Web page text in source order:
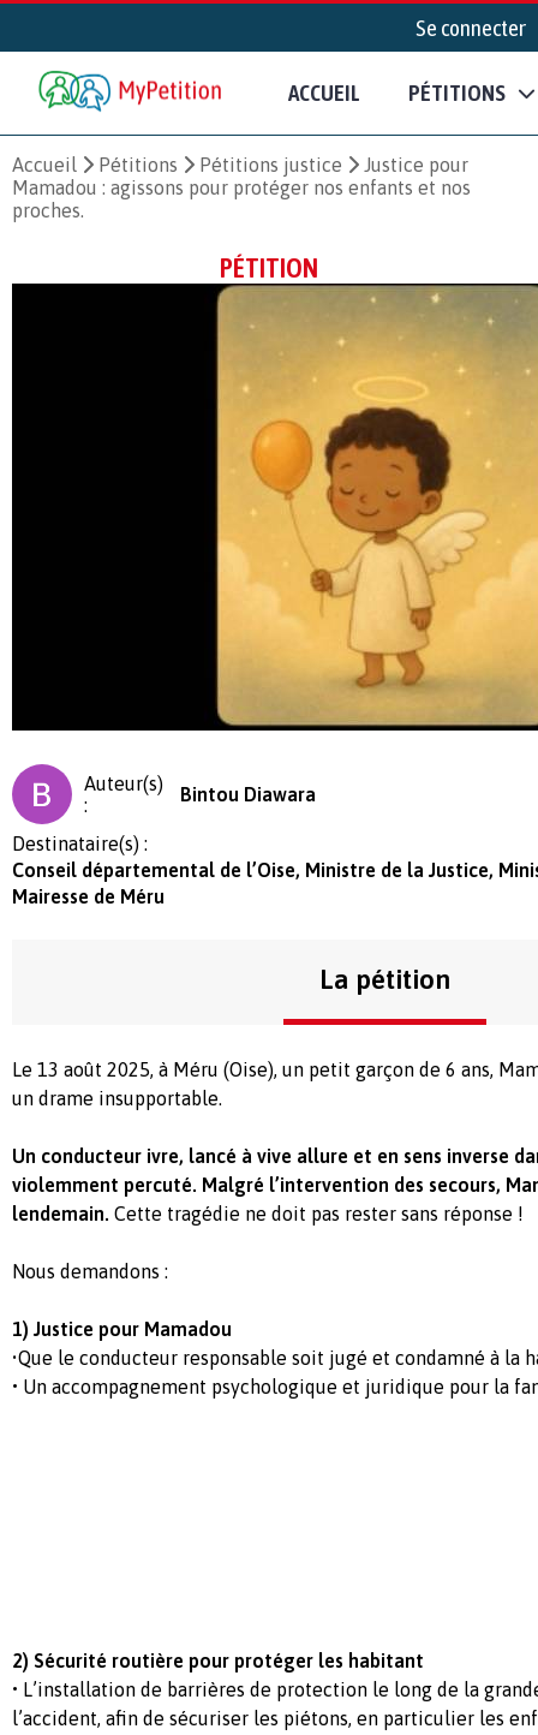
Se connecter
ACCUEIL PÉTITIONS
Accueil Pétitions Pétitions justice
Justice pour
Mamadou : agissons pour protéger nos enfants et nos
proches.
PÉTITION
Auteur(s)
:
Bintou Diawara
Destinataire(s) :
Conseil départemental de l’Oise, Ministre de la Justice,
Mairesse de Méru
La pétition
Le 13 août 2025, à Méru (Oise), un petit garçon de 6 ans,
un drame insupportable.
Un conducteur ivre, lancé à vive allure et en sens inverse
violemment percuté. Malgré l’intervention des secours,
lendemain. Cette tragédie ne doit pas rester sans réponse !
Nous demandons :
1) Justice pour Mamadou
•Que le conducteur responsable soit jugé et condamné à la
• Un accompagnement psychologique et juridique pour la
2) Sécurité routière pour protéger les habitant
• L’installation de barrières de protection le long de la
l’accident, afin de sécuriser les piétons, en particulier les